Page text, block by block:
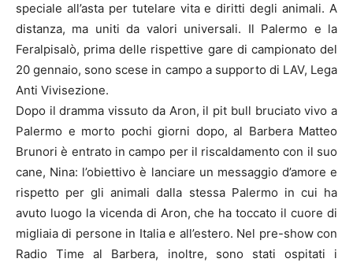
speciale all’asta per tutelare vita e diritti degli animali. A
distanza, ma uniti da valori universali. Il Palermo e la
Feralpisalò, prima delle rispettive gare di campionato del
20 gennaio, sono scese in campo a supporto di LAV, Lega
Anti Vivisezione.
Dopo il dramma vissuto da Aron, il pit bull bruciato vivo a
Palermo e morto pochi giorni dopo, al Barbera Matteo
Brunori è entrato in campo per il riscaldamento con il suo
cane, Nina: l’obiettivo è lanciare un messaggio d’amore e
rispetto per gli animali dalla stessa Palermo in cui ha
avuto luogo la vicenda di Aron, che ha toccato il cuore di
migliaia di persone in Italia e all’estero. Nel pre-show con
Radio Time al Barbera, inoltre, sono stati ospitati i